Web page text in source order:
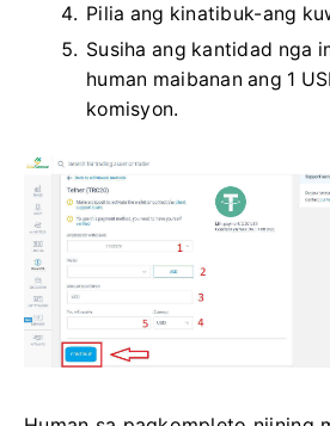
Pilia ang kinatibuk-ang
Susiha ang kantidad nga
human maibanan ang 1
komisyon.